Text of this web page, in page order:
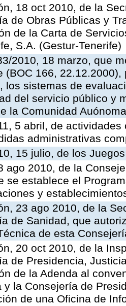
18 oct 2010, de la
de Obras Públicas y
de la Carta de
S.A. (Gestur-Tenerife)
2010, 18 marzo, que
(BOC 166,
los sistemas de
del servicio público y
la Comunidad
5 abril, de
administrativas
15 julio, de los
ago 2010, de la
se establece el
y
23 ago 2010, de la
de Sanidad, que
de esta
20 oct 2010, de la
de Presidencia,
de la Adenda al
y la Consejería de
de una Oficina de